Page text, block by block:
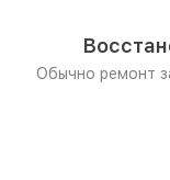
Обычно ремонт